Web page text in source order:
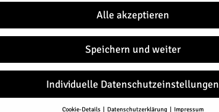
nach Düren gefahren. Sie haben nicht nur
erarbeitet. Dem HERZOG hat die Klasse von
Alle akzeptieren
Speichern und weiter
Individuelle Datenschutzeinstellungen
Cookie-Details Datenschutzerklärung Impressum